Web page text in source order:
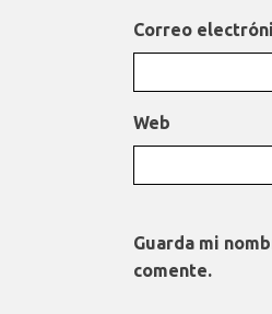
Correo
Web
Guarda mi
comente.